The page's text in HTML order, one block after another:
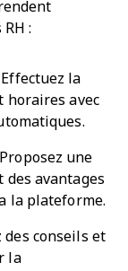
:
Effectuez la
horaires avec
Proposez une
des avantages
la plateforme.
des conseils et
la